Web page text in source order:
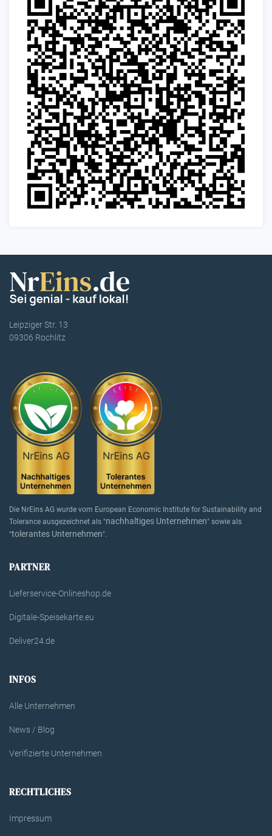
Leipziger Str. 13
09306 Rochlitz
Die NrEins AG wurde vom European Economic Institute for Sustainability and
Tolerance ausgezeichnet als "nachhaltiges Unternehmen" sowie als
"tolerantes Unternehmen".
PARTNER
Lieferservice-Onlineshop.de
Digitale-Speisekarte.eu
Deliver24.de
INFOS
Alle Unternehmen
News / Blog
Verifizierte Unternehmen
RECHTLICHES
Impressum